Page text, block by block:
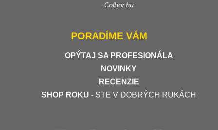
Colbor.hu
PORADÍME VÁM
OPÝTAJ SA PROFESIONÁLA
NOVINKY
RECENZIE
SHOP ROKU - STE V DOBRÝCH RUKÁCH